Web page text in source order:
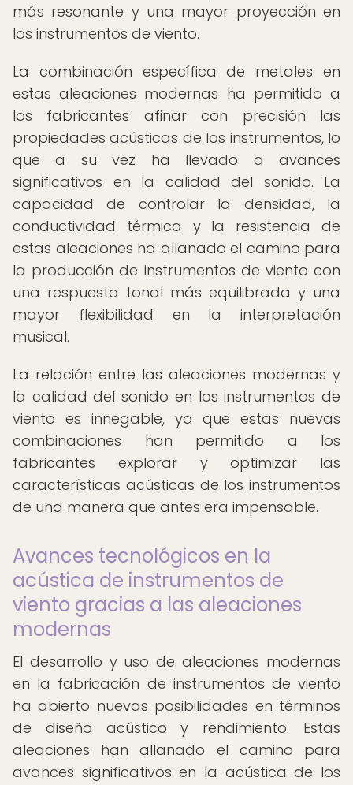
más resonante y una mayor proyección en
los instrumentos de viento.
La combinación específica de metales en
estas aleaciones modernas ha permitido a
los fabricantes afinar con precisión las
propiedades acústicas de los instrumentos, lo
que a su vez ha llevado a avances
significativos en la calidad del sonido. La
capacidad de controlar la densidad, la
conductividad térmica y la resistencia de
estas aleaciones ha allanado el camino para
la producción de instrumentos de viento con
una respuesta tonal más equilibrada y una
mayor flexibilidad en la interpretación
musical.
La relación entre las aleaciones modernas y
la calidad del sonido en los instrumentos de
viento es innegable, ya que estas nuevas
combinaciones han permitido a los
fabricantes explorar y optimizar las
características acústicas de los instrumentos
de una manera que antes era impensable.
Avances tecnológicos en la
acústica de instrumentos de
viento gracias a las aleaciones
modernas
El desarrollo y uso de aleaciones modernas
en la fabricación de instrumentos de viento
ha abierto nuevas posibilidades en términos
de diseño acústico y rendimiento. Estas
aleaciones han allanado el camino para
avances significativos en la acústica de los